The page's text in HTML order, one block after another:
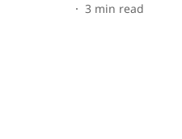
3 min read